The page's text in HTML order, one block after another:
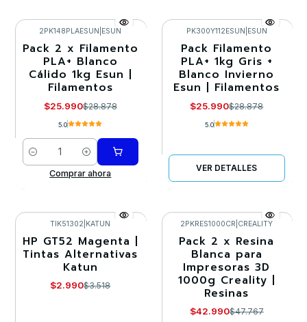
-10%
2PK148PLAESUN ESUN
Pack 2 x Filamento
PLA+ Blanco
Cálido 1kg Esun |
Filamentos
$25.990$28.878
5.0
Cantidad
Comprar ahora
-10%
Agotado
PK300Y112ESUN ESUN
Pack Filamento
PLA+ 1kg Gris +
Blanco Invierno
Esun | Filamentos
$25.990$28.878
5.0
VER DETALLES
-15%
TIK51302 KATUN
HP GT52 Magenta |
Tintas Alternativas
Katun
$2.990$3.518
-10%
Agotado
2PKRES1000CR CREALITY
Pack 2 x Resina
Blanca para
Impresoras 3D
1000g Creality |
Resinas
$42.990$47.767